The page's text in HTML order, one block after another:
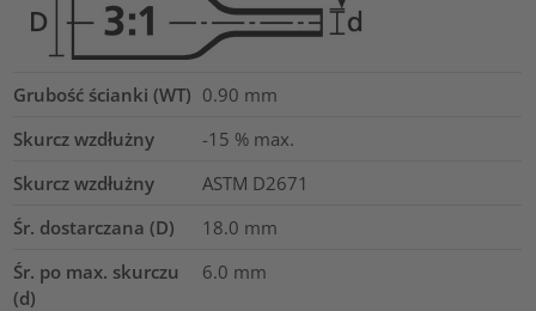
Grubość ścianki (WT) 0.90 mm
Skurcz wzdłużny
-15 % max.
Skurcz wzdłużny
ASTM D2671
Śr. dostarczana (D)
18.0 mm
Śr. po max. skurczu
(d)
6.0 mm